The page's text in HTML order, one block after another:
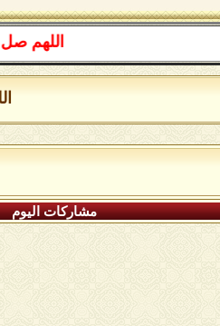
اللهم صل
مشاركات اليوم